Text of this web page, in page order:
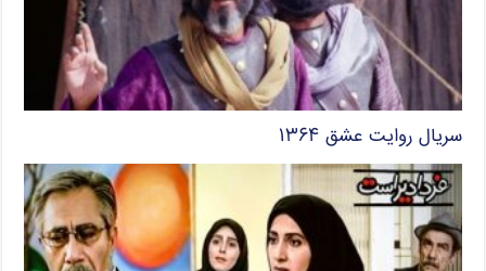
سریال روایت عشق ۱۳۶۴